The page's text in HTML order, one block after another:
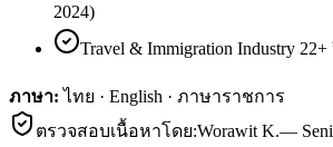
2024)
Travel & Immigration Industry 22+
ภาษา: ไทย · English · ภาษาราชการ
ตรวจสอบเนื้อหาโดย:Worawit K.—